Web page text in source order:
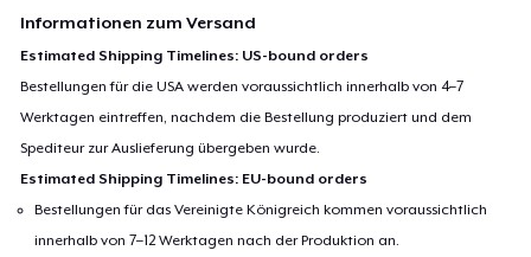
Informationen zum Versand
Estimated Shipping Timelines: US-bound orders
Bestellungen für die USA werden voraussichtlich innerhalb von 4–7
Werktagen eintreffen, nachdem die Bestellung produziert und dem
Spediteur zur Auslieferung übergeben wurde.
Estimated Shipping Timelines: EU-bound orders
Bestellungen für das Vereinigte Königreich kommen voraussichtlich
innerhalb von 7–12 Werktagen nach der Produktion an.